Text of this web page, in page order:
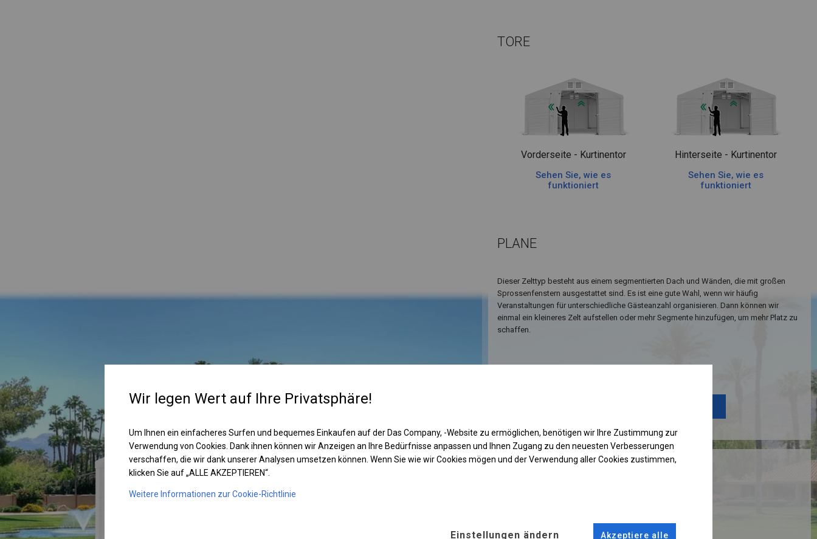
TORE
Vorderseite - Kurtinentor
Sehen Sie, wie es
funktioniert
Hinterseite - Kurtinentor
Sehen Sie, wie es
funktioniert
PLANE
Dieser Zelttyp besteht aus einem segmentierten Dach und Wänden, die mit großen
Sprossenfenstern ausgestattet sind. Es ist eine gute Wahl, wenn wir häufig
Veranstaltungen für unterschiedliche Gästeanzahl organisieren. Dann können wir
einmal ein kleineres Zelt aufstellen oder mehr Segmente hinzufügen, um mehr Platz zu
schaffen.
KONSTRUKTION
ROHRE ANSCHLÜSSE
Wir legen Wert auf Ihre Privatsphäre!
Um Ihnen ein einfacheres Surfen und bequemes Einkaufen auf der Das Company, -Website zu ermöglichen, benötigen wir Ihre Zustimmung zur
Verwendung von Cookies. Dank ihnen können wir Anzeigen an Ihre Bedürfnisse anpassen und Ihnen Zugang zu den neuesten Verbesserungen
verschaffen, die wir dank unserer Analysen umsetzen können. Wenn Sie wie wir Cookies mögen und der Verwendung aller Cookies zustimmen,
klicken Sie auf „ALLE AKZEPTIEREN“.
Weitere Informationen zur Cookie-Richtlinie
Einstellungen ändern Akzeptiere alle